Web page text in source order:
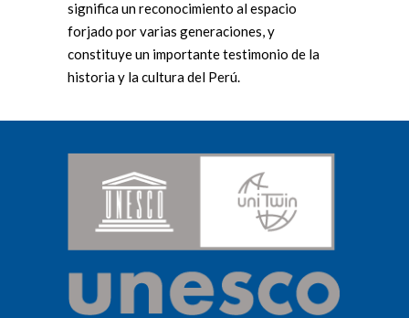
significa un reconocimiento al espacio
forjado por varias generaciones, y
constituye un importante testimonio de la
historia y la cultura del Perú.